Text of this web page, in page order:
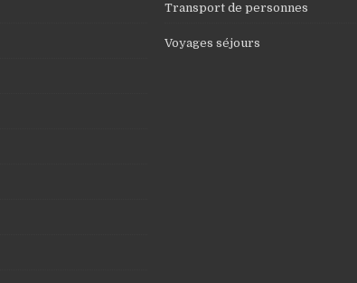
Transport de personnes
Voyages séjours